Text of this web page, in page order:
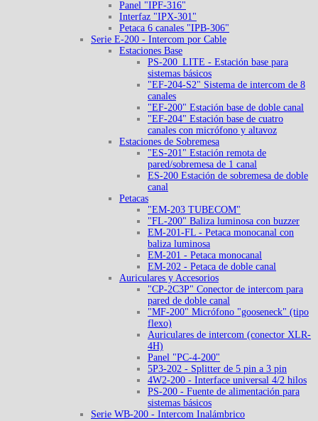
Panel "IPF-316"
Interfaz "IPX-301"
Petaca 6 canales "IPB-306"
Serie E-200 - Intercom por Cable
Estaciones Base
PS-200_LITE - Estación base para
sistemas básicos
"EF-204-S2" Sistema de intercom de 8
canales
"EF-200" Estación base de doble canal
"EF-204" Estación base de cuatro
canales con micrófono y altavoz
Estaciones de Sobremesa
"ES-201" Estación remota de
pared/sobremesa de 1 canal
ES-200 Estación de sobremesa de doble
canal
Petacas
"EM-203 TUBECOM"
"FL-200" Baliza luminosa con buzzer
EM-201-FL - Petaca monocanal con
baliza luminosa
EM-201 - Petaca monocanal
EM-202 - Petaca de doble canal
Auriculares y Accesorios
"CP-2C3P" Conector de intercom para
pared de doble canal
"MF-200" Micrófono "gooseneck" (tipo
flexo)
Auriculares de intercom (conector XLR-
4H)
Panel "PC-4-200"
5P3-202 - Splitter de 5 pin a 3 pin
4W2-200 - Interface universal 4/2 hilos
PS-200 - Fuente de alimentación para
sistemas básicos
Serie WB-200 - Intercom Inalámbrico